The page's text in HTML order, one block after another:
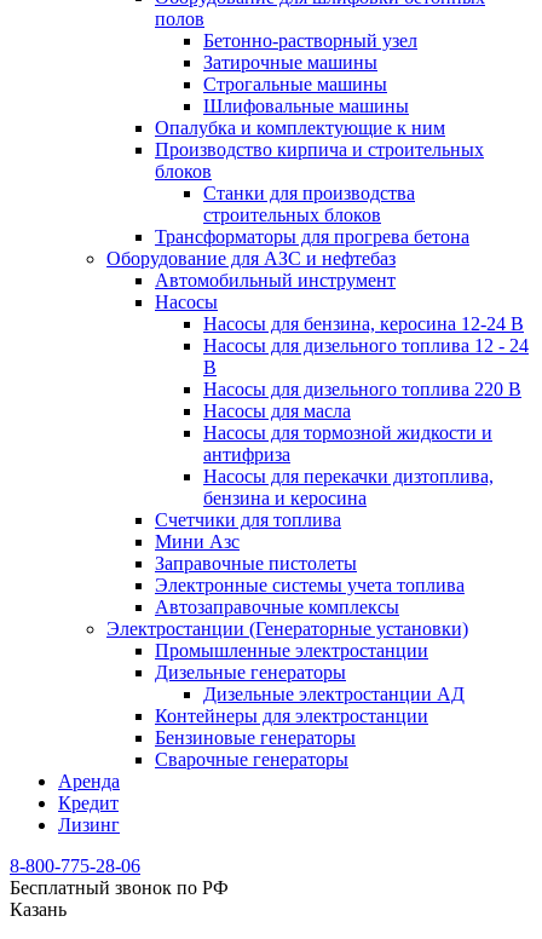
полов
Бетонно-растворный узел
Затирочные машины
Строгальные машины
Шлифовальные машины
Опалубка и комплектующие к ним
Производство кирпича и строительных
блоков
Cтанки для производства
строительных блоков
Трансформаторы для прогрева бетона
Оборудование для АЗС и нефтебаз
Автомобильный инструмент
Насосы
Насосы для бензина, керосина 12-24 В
Насосы для дизельного топлива 12 - 24
В
Насосы для дизельного топлива 220 В
Насосы для масла
Насосы для тормозной жидкости и
антифриза
Насосы для перекачки дизтоплива,
бензина и керосина
Счетчики для топлива
Мини Азс
Заправочные пистолеты
Электронные системы учета топлива
Автозаправочные комплексы
Электростанции (Генераторные установки)
Промышленные электростанции
Дизельные генераторы
Дизельные электростанции АД
Контейнеры для электростанции
Бензиновые генераторы
Сварочные генераторы
Аренда
Кредит
Лизинг
8-800-775-28-06
Бесплатный звонок по РФ
Казань